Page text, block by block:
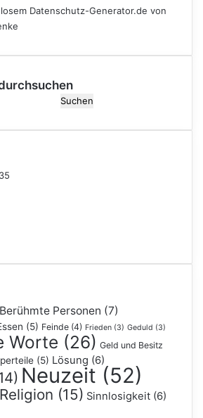
Datenschutz-Generator.de von
35
Berühmte Personen (7)
(5) Feinde (4) Frieden (3) Geduld (3)
Worte (26) Geld und Besitz
(5) Lösung (6)
Neuzeit (52)
Religion (15) Sinnlosigkeit (6)